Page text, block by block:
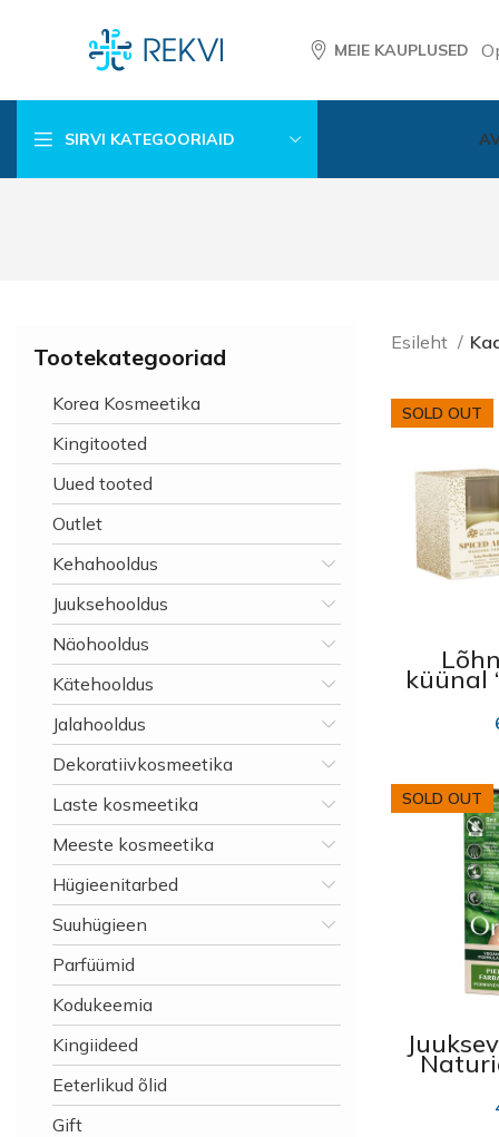
MEIE KAUPLUSED
SIRVI KATEGOORIAID
Tootekategooriad
Korea Kosmeetika
Kingitooted
Uued tooted
Outlet
Kehahooldus
Juuksehooldus
Näohooldus
Kätehooldus
Jalahooldus
Dekoratiivkosmeetika
Laste kosmeetika
Meeste kosmeetika
Hügieenitarbed
Suuhügieen
Parfüümid
Kodukeemia
Kingiideed
Eeterlikud õlid
Gift
Esileht
SOLD OUT
küünal
los
SOLD OUT